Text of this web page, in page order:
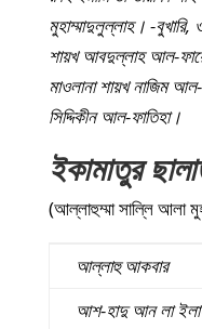
মুহাম্মাদুলুল্লাহ। -
শায়খ আবদুল্লাহ আল-
মাওলানা শায়খ নাজিম আল-
সিদ্দিকীন আল-ফাতিহা।
ইকামাতুর
(আল্লাহুম্মা সাল্লি আলা
আল্লাহু আকবার
আশ-হাদু আন লা